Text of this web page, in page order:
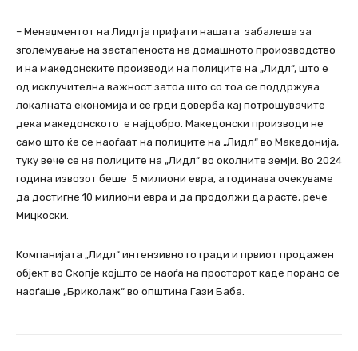
– Менаџментот на Лидл ја прифати нашата забалеша за
зголемување на застапеноста на домашното проиозводство
и на македонските производи на полиците на „Лидл“, што е
од исклучителна важност затоа што со тоа се поддржува
локалната економија и се грди доверба кај потрошувачите
дека македонското е најдобро. Македонски производи не
само што ќе се наоѓаат на полиците на „Лидл“ во Македонија,
туку вече се на полиците на „Лидл“ во околните земји. Во 2024
година извозот беше 5 милиони евра, а годинава очекуваме
да достигне 10 милиони евра и да продолжи да расте, рече
Мицкоски.
Компанијата „Лидл“ интензивно го гради и првиот продажен
објект во Скопје којшто се наоѓа на просторот каде порано се
наоѓаше „Бриколаж“ во општина Гази Баба.